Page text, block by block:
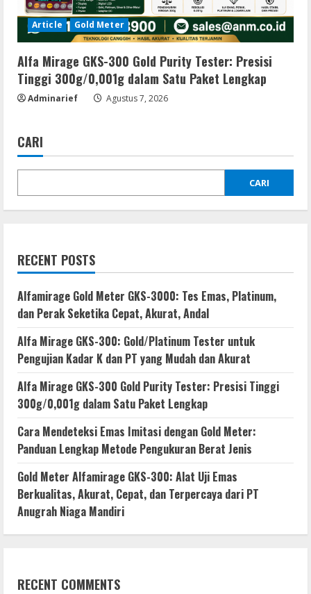
Article Gold Meter
Alfa Mirage GKS-300 Gold Purity Tester: Presisi
Tinggi 300g/0,001g dalam Satu Paket Lengkap
Adminarief Agustus 7, 2026
CARI
CARI
RECENT POSTS
Alfamirage Gold Meter GKS-3000: Tes Emas, Platinum,
dan Perak Seketika Cepat, Akurat, Andal
Alfa Mirage GKS-300: Gold/Platinum Tester untuk
Pengujian Kadar K dan PT yang Mudah dan Akurat
Alfa Mirage GKS-300 Gold Purity Tester: Presisi Tinggi
300g/0,001g dalam Satu Paket Lengkap
Cara Mendeteksi Emas Imitasi dengan Gold Meter:
Panduan Lengkap Metode Pengukuran Berat Jenis
Gold Meter Alfamirage GKS-300: Alat Uji Emas
Berkualitas, Akurat, Cepat, dan Terpercaya dari PT
Anugrah Niaga Mandiri
RECENT COMMENTS